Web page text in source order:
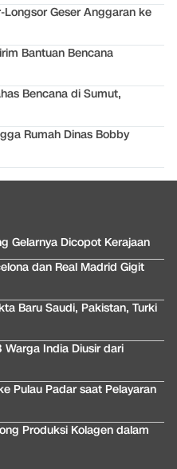
Geser Anggaran ke
Bantuan Bencana
Bencana di Sumut,
Rumah Dinas Bobby
Gelarnya Dicopot Kerajaan
dan Real Madrid Gigit
Baru Saudi, Pakistan, Turki
India Diusir dari
Pulau Padar saat Pelayaran
Produksi Kolagen dalam